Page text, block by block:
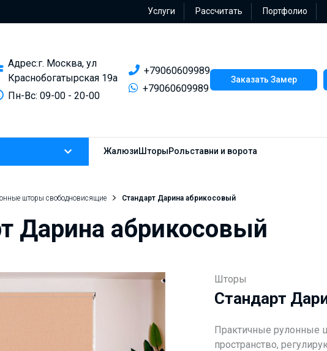
Услуги Рассчитать Портфолио
Адрес:г. Москва, ул
Краснобогатырская 19а
Пн-Вс: 09-00 - 20-00
+79060609989
+79060609989
Заказать Замер
ЖалюзиШторыРольставни и ворота
шторы свободновисящие Стандарт Дарина абрикосовый
Дарина абрикосовый
Шторы
Стандарт
Практичные рулонные
пространство,